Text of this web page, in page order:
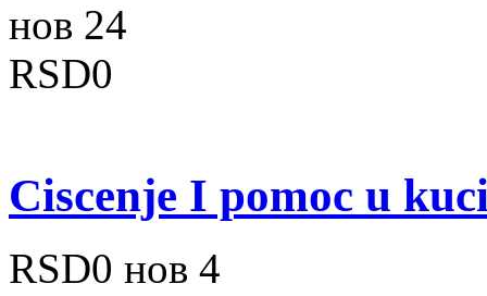
нов 24
RSD0
Ciscenje I pomoc u
RSD0 нов 4